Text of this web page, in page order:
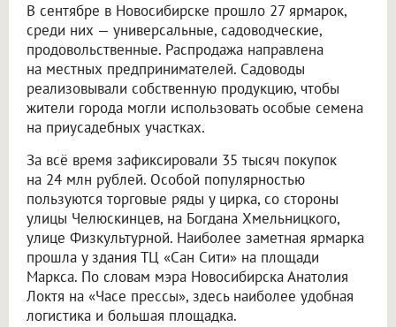
В сентябре в Новосибирске прошло 27 ярмарок,
среди них — универсальные, садоводческие,
продовольственные. Распродажа направлена
на местных предпринимателей. Садоводы
реализовывали собственную продукцию, чтобы
жители города могли использовать особые семена
на приусадебных участках.
За всё время зафиксировали 35 тысяч покупок
на 24 млн рублей. Особой популярностью
пользуются торговые ряды у цирка, со стороны
улицы Челюскинцев, на Богдана Хмельницкого,
улице Физкультурной. Наиболее заметная ярмарка
прошла у здания ТЦ «Сан Сити» на площади
Маркса. По словам мэра Новосибирска Анатолия
Локтя на «Часе прессы», здесь наиболее удобная
логистика и большая площадка.